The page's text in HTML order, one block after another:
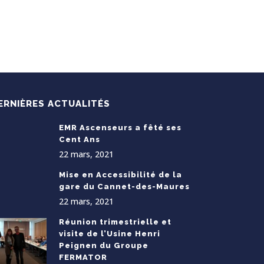
ACTUALITÉS
EMR Ascenseurs a fêté ses
Cent Ans
22 mars, 2021
Mise en Accessibilité de la
gare du Cannet-des-Maures
22 mars, 2021
Réunion trimestrielle et
visite de l’Usine Henri
Peignen du Groupe
FERMATOR